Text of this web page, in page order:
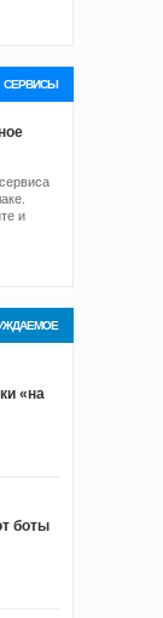
СЕРВИСЫ
и
«на
боты